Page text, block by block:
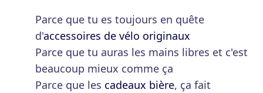
Parce que tu es toujours en quête
d'accessoires de vélo originaux
Parce que tu auras les mains libres et c'est
beaucoup mieux comme ça
Parce que les cadeaux bière, ça fait